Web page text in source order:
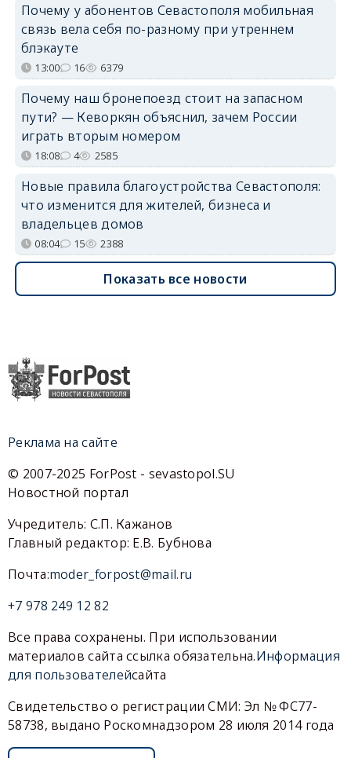
Почему у абонентов Севастополя мобильная
связь вела себя по-разному при утреннем
блэкауте
13:00 16 6379
Почему наш бронепоезд стоит на запасном
пути? — Кеворкян объяснил, зачем России
играть вторым номером
18:08 4 2585
Новые правила благоустройства Севастополя:
что изменится для жителей, бизнеса и
владельцев домов
08:04 15 2388
Показать все новости
Реклама на сайте
© 2007-2025 ForPost - sevastopol.SU
Новостной портал
Учредитель: С.П. Кажанов
Главный редактор: Е.В. Бубнова
Почта:moder_forpost@mail.ru
+7 978 249 12 82
Все права сохранены. При использовании
материалов сайта ссылка обязательна.Информация
для пользователейсайта
Свидетельство о регистрации СМИ: Эл № ФС77-
58738, выдано Роскомнадзором 28 июля 2014 года